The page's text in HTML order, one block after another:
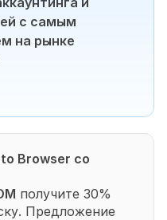
с самым
на рынке
Browser со
получите 30%
Предложение